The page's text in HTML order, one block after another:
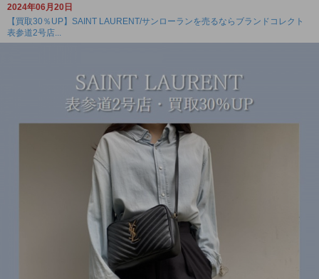
2024年06月20日
【買取30％UP】SAINT LAURENT/サンローランを売るならブランドコレクト
表参道2号店...